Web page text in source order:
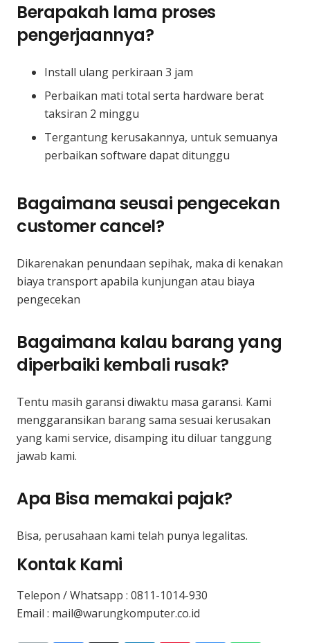
Berapakah lama proses
pengerjaannya?
Install ulang perkiraan 3 jam
Perbaikan mati total serta hardware berat
taksiran 2 minggu
Tergantung kerusakannya, untuk semuanya
perbaikan software dapat ditunggu
Bagaimana seusai pengecekan
customer cancel?
Dikarenakan penundaan sepihak, maka di kenakan
biaya transport apabila kunjungan atau biaya
pengecekan
Bagaimana kalau barang yang
diperbaiki kembali rusak?
Tentu masih garansi diwaktu masa garansi. Kami
menggaransikan barang sama sesuai kerusakan
yang kami service, disamping itu diluar tanggung
jawab kami.
Apa Bisa memakai pajak?
Bisa, perusahaan kami telah punya legalitas.
Kontak Kami
Telepon / Whatsapp : 0811-1014-930
Email : mail@warungkomputer.co.id